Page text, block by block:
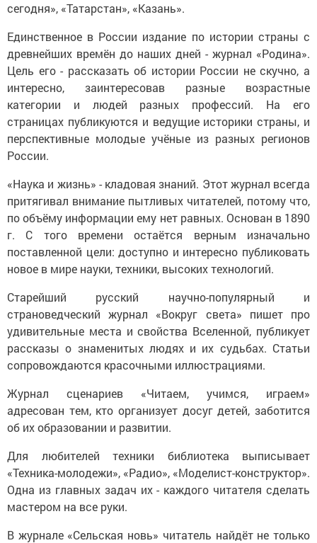
сегодня», «Татарстан», «Казань».
Единственное в России издание по истории страны с
древнейших времён до наших дней - журнал «Родина».
Цель его - рассказать об истории России не скучно, а
интересно, заинтересовав разные возрастные
категории и людей разных профессий. На его
страницах публикуются и ведущие историки страны, и
перспективные молодые учёные из разных регионов
России.
«Наука и жизнь» - кладовая знаний. Этот журнал всегда
притягивал внимание пытливых читателей, потому что,
по объёму информации ему нет равных. Основан в 1890
г. С того времени остаётся верным изначально
поставленной цели: доступно и интересно публиковать
новое в мире науки, техники, высоких технологий.
Старейший русский научно-популярный и
страноведческий журнал «Вокруг света» пишет про
удивительные места и свойства Вселенной, публикует
рассказы о знаменитых людях и их судьбах. Статьи
сопровождаются красочными иллюстрациями.
Журнал сценариев «Читаем, учимся, играем»
адресован тем, кто организует досуг детей, заботится
об их образовании и развитии.
Для любителей техники библиотека выписывает
«Техника-молодежи», «Радио», «Моделист-конструктор».
Одна из главных задач их - каждого читателя сделать
мастером на все руки.
В журнале «Сельская новь» читатель найдёт не только